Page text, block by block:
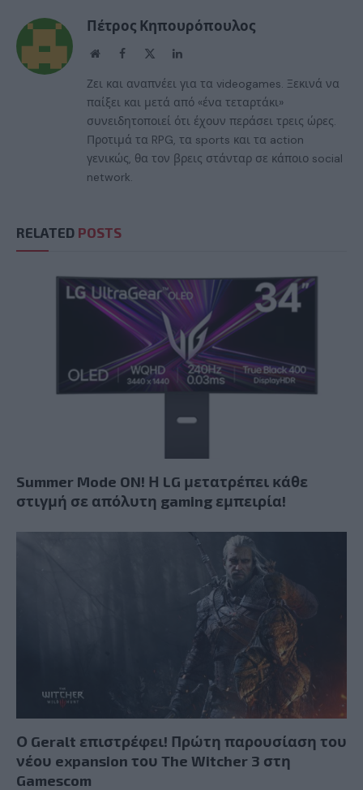
Πέτρος Κηπουρόπουλος
WebsiteFacebook LinkedIn
Ζει και αναπνέει για τα videogames. Ξεκινά να
παίξει και μετά από «ένα τεταρτάκι»
συνειδητοποιεί ότι έχουν περάσει τρεις ώρες.
Προτιμά τα RPG, τα sports και τα action
γενικώς, θα τον βρεις στάνταρ σε κάποιο social
network.
RELATED POSTS
Summer Mode ON! Η LG μετατρέπει κάθε
στιγμή σε απόλυτη gaming εμπειρία!
Ο Geralt επιστρέφει! Πρώτη παρουσίαση του
νέου expansion του The Witcher 3 στη
Gamescom